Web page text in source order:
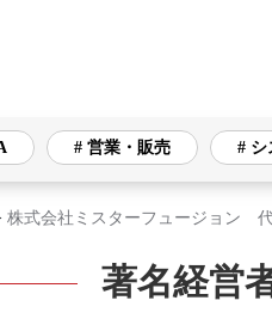
# 営業・販売 # シ
# 営業・販売 # システ
株式会社ミスターフュージョン
著名経営